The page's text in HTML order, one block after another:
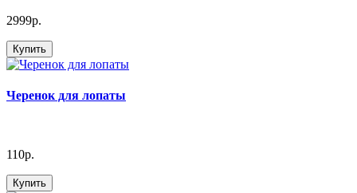
2999р.
Купить
Черенок для лопаты
110р.
Купить